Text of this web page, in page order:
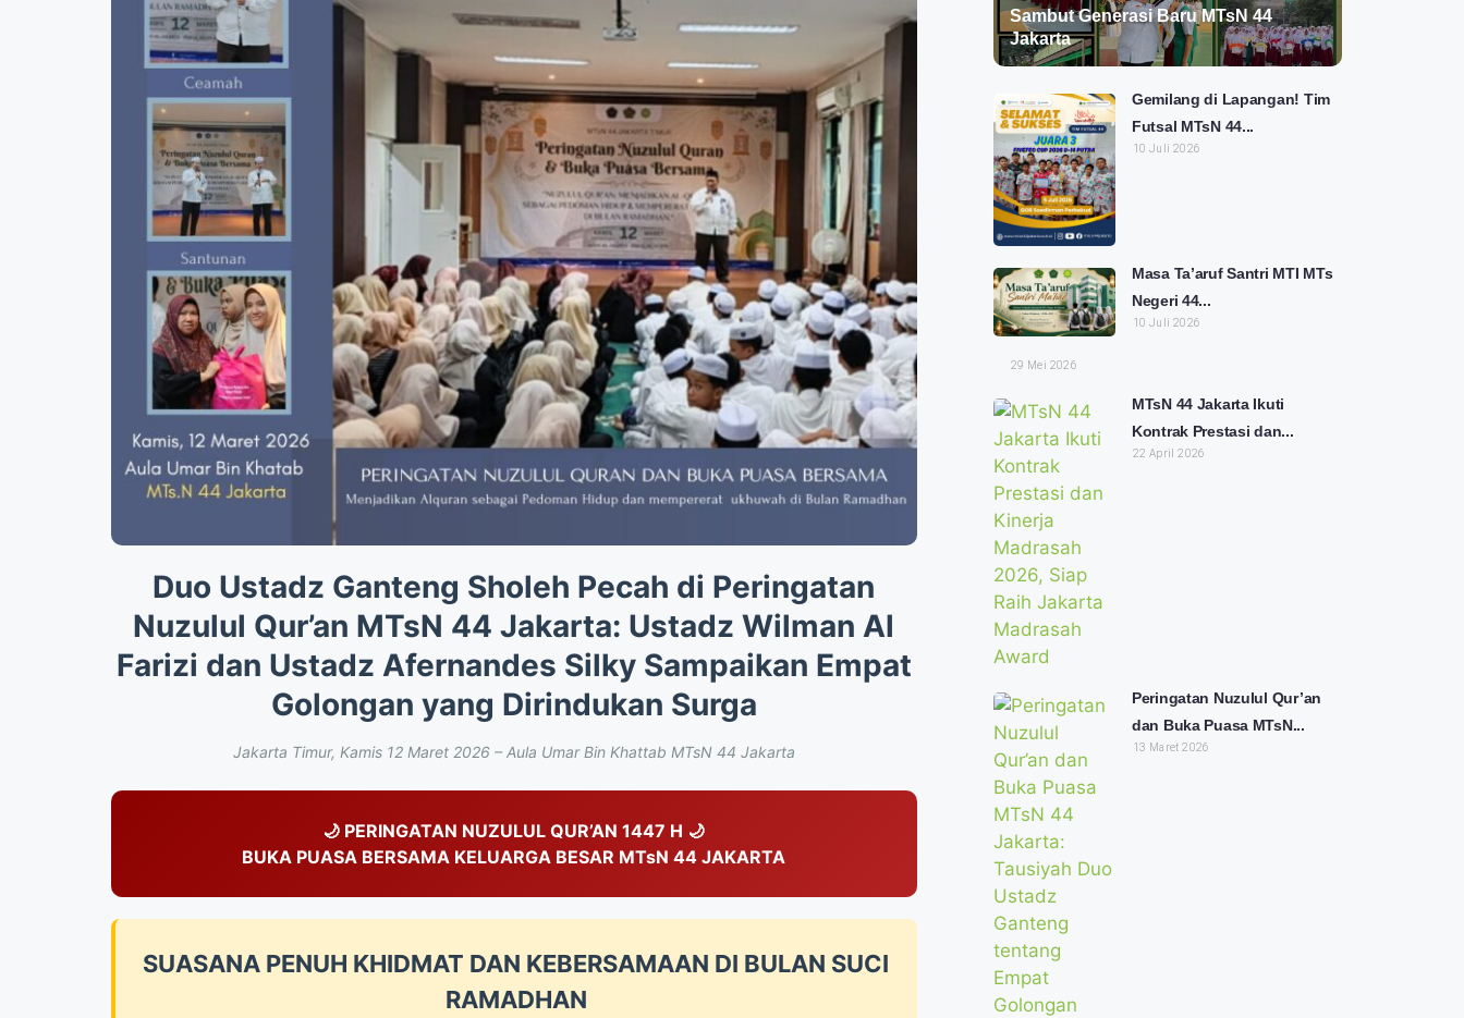
Duo Ustadz Ganteng Sholeh Pecah di Peringatan
Nuzulul Qur’an MTsN 44 Jakarta: Ustadz Wilman Al
Farizi dan Ustadz Afernandes Silky Sampaikan Empat
Golongan yang Dirindukan Surga
Jakarta Timur, Kamis 12 Maret 2026 – Aula Umar Bin Khattab MTsN 44 Jakarta
🌙 PERINGATAN NUZULUL QUR’AN 1447 H 🌙
BUKA PUASA BERSAMA KELUARGA BESAR MTsN 44 JAKARTA
SUASANA PENUH KHIDMAT DAN KEBERSAMAAN DI BULAN SUCI
RAMADHAN
Sambut Generasi Baru MTsN 44
Jakarta
Gemilang di Lapangan! Tim
Futsal MTsN 44...
10 Juli 2026
Masa Ta’aruf Santri MTI MTs
Negeri 44...
10 Juli 2026
29 Mei 2026
MTsN 44 Jakarta Ikuti
Kontrak Prestasi dan...
22 April 2026
Peringatan Nuzulul Qur’an
dan Buka Puasa MTsN...
13 Maret 2026